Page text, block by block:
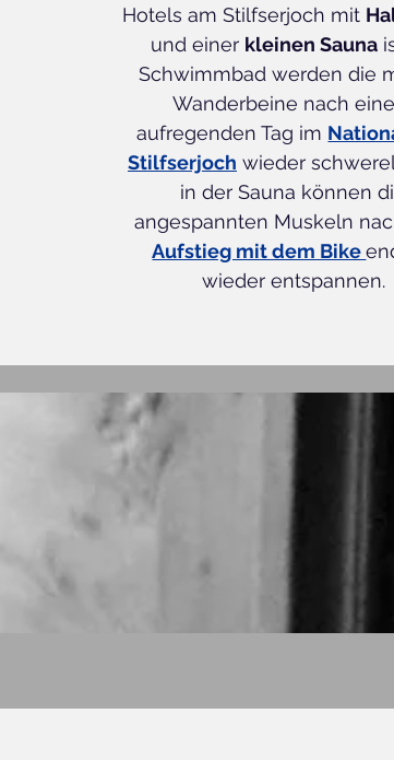
Hotels am Stilfserjoch mit
und einer kleinen Sauna
Schwimmbad werden die
Wanderbeine nach
aufregenden Tag im
Stilfserjoch wieder
in der Sauna können
angespannten Muskeln
Aufstieg mit dem Bike
wieder entspannen.